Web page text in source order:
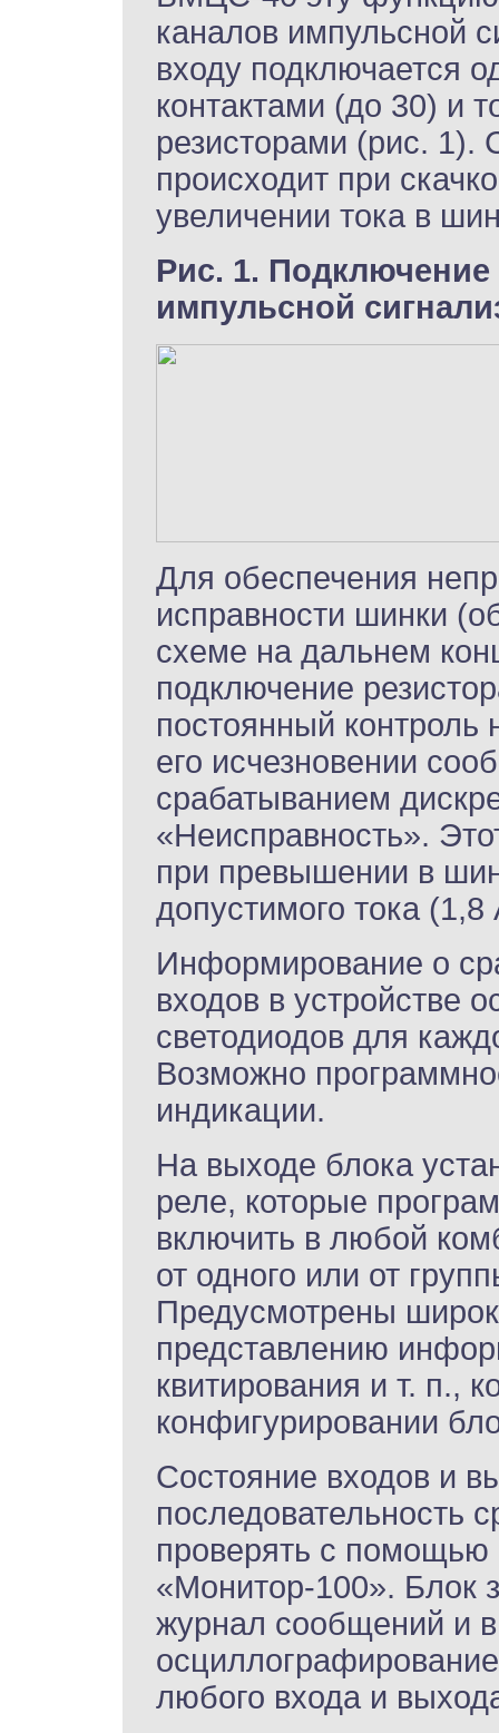
каналов импульсной
входу подключается
контактами (до 30) и
резисторами (рис. 1).
происходит при
увеличении тока в
Рис. 1. Подключение
импульсной
Для обеспечения
исправности шинки
схеме на дальнем
подключение
постоянный контроль
его исчезновении
срабатыванием
«Неисправность».
при превышении в
допустимого тока (1,8
Информирование о
входов в устройстве
светодиодов для
Возможно
индикации.
На выходе блока
реле, которые
включить в любой
от одного или от
Предусмотрены
представлению
квитирования и т. п.,
конфигурировании
Состояние входов и
последовательность
проверять с помощью
«Монитор-100». Блок
журнал сообщений и
любого входа и